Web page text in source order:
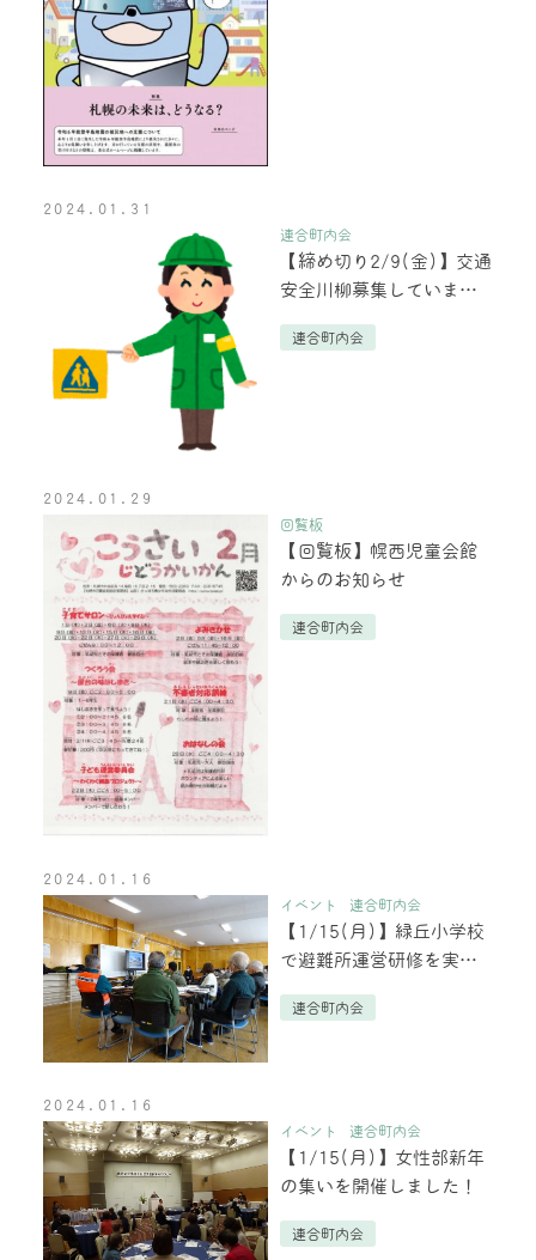
2024.01.31
連合町内会
【締め切り2/9(金)】交通
安全川柳募集していま
連合町内会
2024.01.29
回覧板
【回覧板】幌西児童会館
からのお知らせ
連合町内会
2024.01.16
イベント
連合町内会
【1/15(月)】緑丘小学校
で避難所運営研修を実施
連合町内会
2024.01.16
イベント
連合町内会
【1/15(月)】女性部新年
の集いを開催しました！
連合町内会